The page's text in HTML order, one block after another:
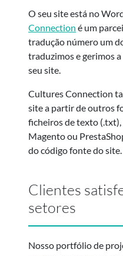
O seu site está no
Connection é um
tradução número um
traduzimos e gerimos
seu site.
Cultures Connection
site a partir de outros
ficheiros de texto (.txt),
Magento ou
do código fonte do site.
Clientes
setores
Nosso portfólio de